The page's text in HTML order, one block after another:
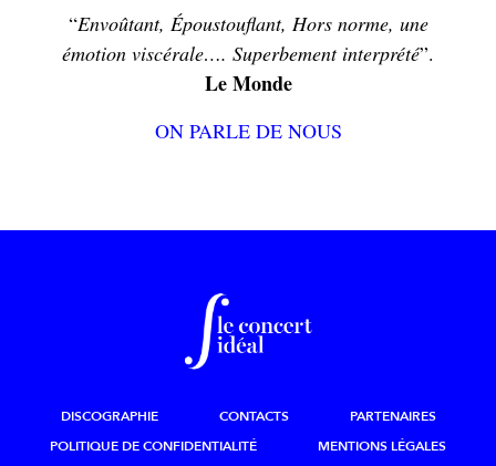
“Envoûtant, Époustouflant, Hors norme, une
émotion viscérale…. Superbement interprété”.
Le Monde
ON PARLE DE NOUS
DISCOGRAPHIE CONTACTS
PARTENAIRES
POLITIQUE DE CONFIDENTIALITÉ
MENTIONS LÉGALES